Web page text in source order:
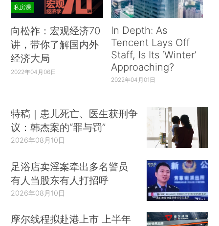
私房课
向松祚：宏观经济70
讲，带你了解国内外
经济大局
2022年04月06日
In Depth: As
Tencent Lays Off
Staff, Is Its ‘Winter’
Approaching?
2022年04月01日
特稿｜患儿死亡、医生获刑争
议：韩杰案的“罪与罚”
2026年08月10日
足浴店卖淫案牵出多名警员
有人当股东有人打招呼
2026年08月10日
摩尔线程拟赴港上市 上半年